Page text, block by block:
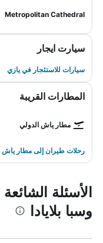
Metropolitan Cathedral
سيارت ايجار
سيارات للاستئجار في يازي
المطارات القريبة
مطار ياش الدولي
رحلات طيران إلى مطار ياش
الأسئلة
وسبا بلايادا